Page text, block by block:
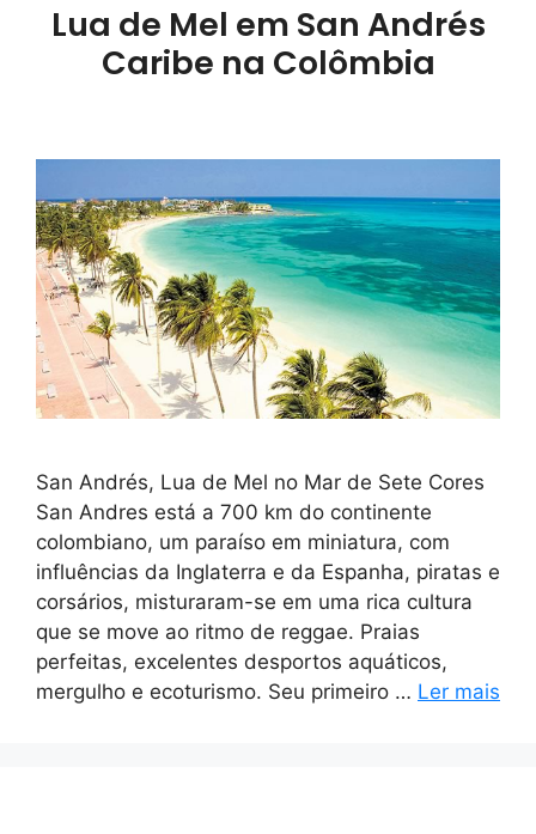
Lua de Mel em San Andrés
Caribe na Colômbia
San Andrés, Lua de Mel no Mar de Sete Cores
San Andres está a 700 km do continente
colombiano, um paraíso em miniatura, com
influências da Inglaterra e da Espanha, piratas e
corsários, misturaram-se em uma rica cultura
que se move ao ritmo de reggae. Praias
perfeitas, excelentes desportos aquáticos,
mergulho e ecoturismo. Seu primeiro … Ler mais